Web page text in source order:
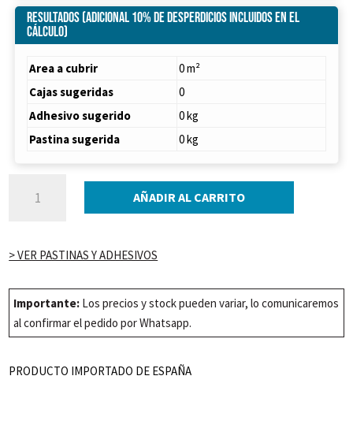
Resultados (Adicional 10% de desperdicios incluidos en el
cálculo)
Area a cubrir
0 m²
Cajas sugeridas
0
Adhesivo sugerido
0 kg
Pastina sugerida
0 kg
PORCELANATO
PAMESA
PULIDO
P.MG22
(1.44m2)
cantidad
AÑADIR AL CARRITO
> VER PASTINAS Y ADHESIVOS
Importante: Los precios y stock pueden variar, lo comunicaremos
al confirmar el pedido por Whatsapp.
PRODUCTO IMPORTADO DE ESPAÑA